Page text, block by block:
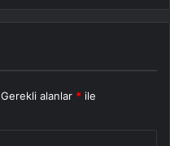
Gerekli alanlar * ile